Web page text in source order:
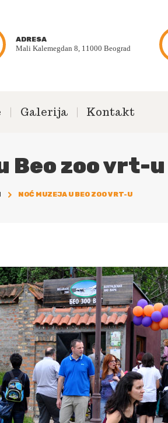
ADRESA
Mali Kalemegdan 8, 11000 Beograd
Galerija Kontakt
Beo zoo vrt-u
NOĆ MUZEJA U BEO ZOO VRT-U